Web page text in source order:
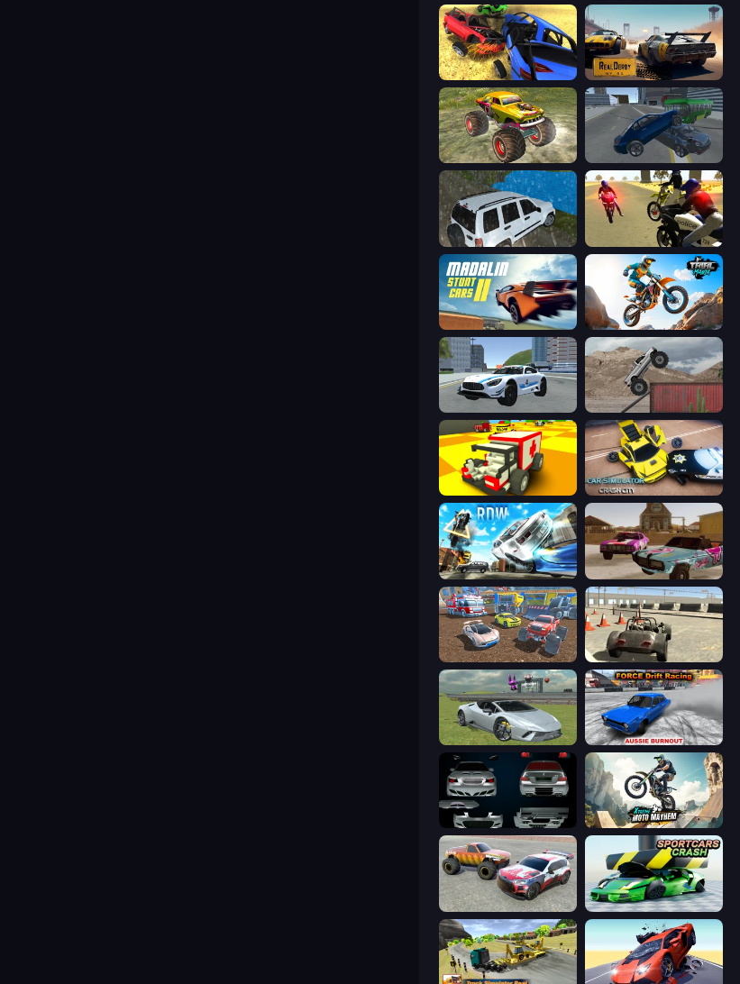
Car Crash Simulator Royale RealDerby - Crash Day
Real Simulator: Monster Truck Offroader V6
Offroad Prado Mountain Hill Climbing 3D Moto Simulator 2
Madalin Stunt Cars 2 Trial Mania
Crazy Stunt Cars 2 Hard Wheels
Car Simulator: Crash City
Real Drift World Village Car Stunts
Mad Cars: Racing & Crash Free Rally
Sports Cars Driver Force Drift Racing: Aussie Burnout
Decorate My BMW M5 Xtreme Moto Mayhem
Limitless Sportcars Crash